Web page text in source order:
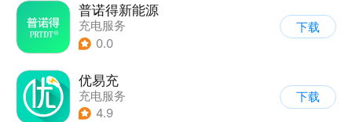
普诺得新能源
充电服务
0.0
下载
优易充
充电服务
4.9
下载